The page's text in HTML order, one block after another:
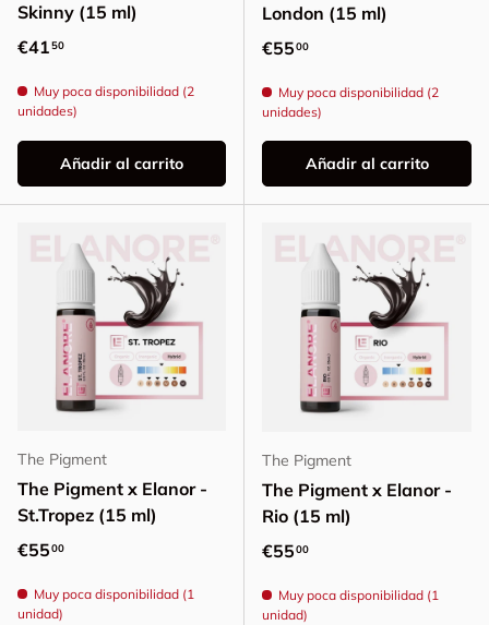
Skinny (15 ml)
Precio normal
€4150
Muy poca disponibilidad (2
unidades)
Añadir al carrito
London (15 ml)
Precio normal
€5500
Muy poca disponibilidad (2
unidades)
Añadir al carrito
The Pigment
The Pigment x Elanor -
St.Tropez (15 ml)
Precio normal
€5500
Muy poca disponibilidad (1
unidad)
The Pigment
The Pigment x Elanor -
Rio (15 ml)
Precio normal
€5500
Muy poca disponibilidad (1
unidad)